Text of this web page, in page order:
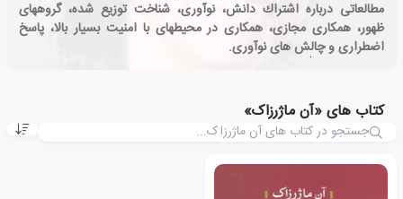
مطالعاتی درباره اشتراك دانش، نوآوری، شناخت توزیع شده، گروههای
ظهور، همکاری مجازی، همکاری در محیطهای با امنیت بسیار بالا، پاسخ
اضطراری و چالش های نوآوری.
کتاب های «آن ماژرزاک»